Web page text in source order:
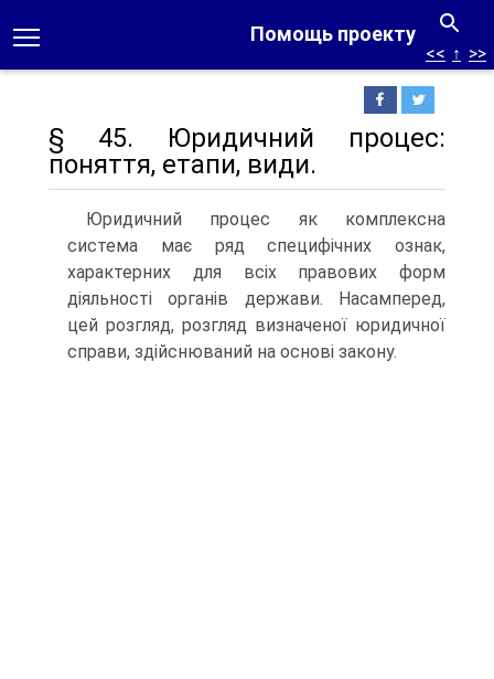
Помощь проекту
<< ↑ >>
§ 45. Юридичний процес:
поняття, етапи, види.
Юридичний процес як комплексна
система має ряд специфічних ознак,
характерних для всіх правових форм
діяльності органів держави. Насамперед,
цей розгляд, розгляд визначеної юридичної
справи, здійснюваний на основі закону.